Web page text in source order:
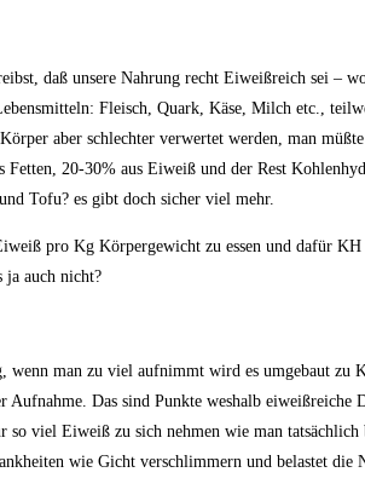
daß unsere Nahrung recht Eiweißreich sei –
Fleisch, Quark, Käse, Milch etc.,
aber schlechter verwertet werden, man müßte
20-30% aus Eiweiß und der Rest
Tofu? es gibt doch sicher viel mehr.
pro Kg Körpergewicht zu essen und dafür
ja auch nicht?
man zu viel aufnimmt wird es umgebaut zu
Aufnahme. Das sind Punkte weshalb
so viel Eiweiß zu sich nehmen wie man
wie Gicht verschlimmern und belastet die